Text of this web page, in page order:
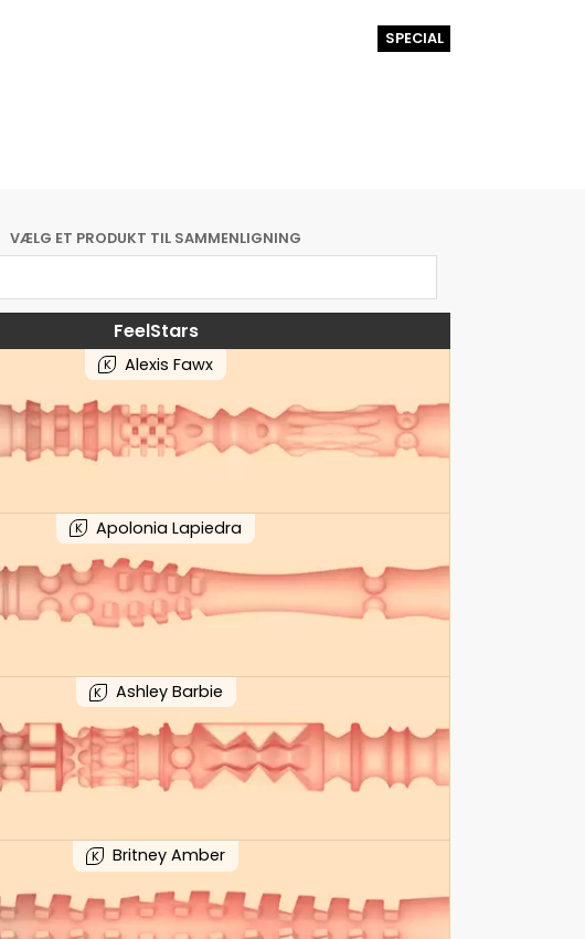
SPECIAL
VÆLG ET PRODUKT TIL SAMMENLIGNING
FeelStars
K Alexis Fawx
K Apolonia Lapiedra
K Ashley Barbie
K Britney Amber